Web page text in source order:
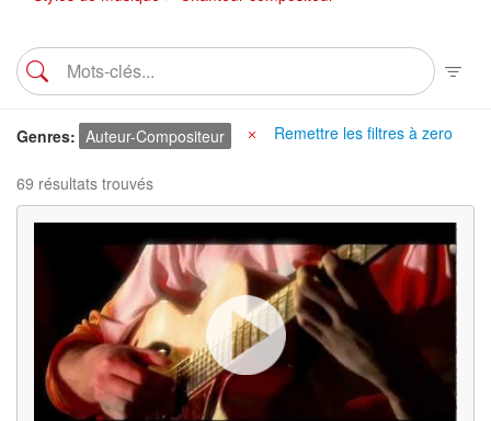
Remettre les filtres à zero
Genres Auteur-Compositeur
69 résultats trouvés